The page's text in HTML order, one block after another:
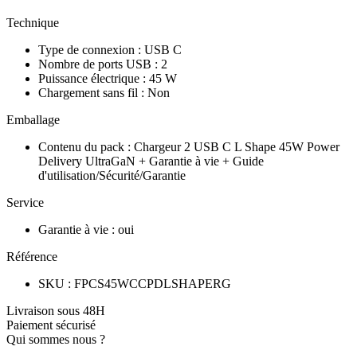
Technique
Type de connexion : USB C
Nombre de ports USB : 2
Puissance électrique : 45 W
Chargement sans fil : Non
Emballage
Contenu du pack : Chargeur 2 USB C L Shape 45W Power
Delivery UltraGaN + Garantie à vie + Guide
d'utilisation/Sécurité/Garantie
Service
Garantie à vie : oui
Référence
SKU : FPCS45WCCPDLSHAPERG
Livraison sous 48H
Paiement sécurisé
Qui sommes nous ?